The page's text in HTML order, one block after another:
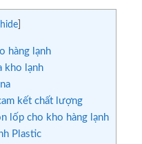
hide]
hàng lạnh
kho lạnh
kết chất lượng
lốp cho kho hàng lạnh
Plastic